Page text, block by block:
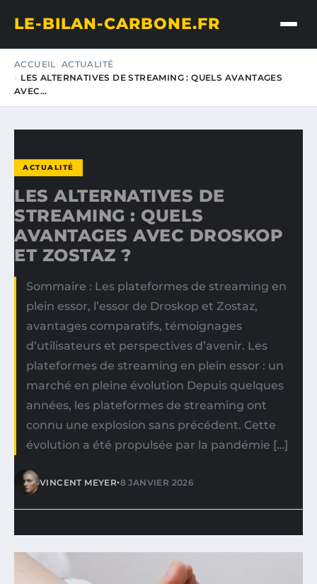
LE-BILAN-CARBONE.FR
ACCUEIL ACTUALITÉ
LES ALTERNATIVES DE STREAMING : QUELS AVANTAGES
AVEC…
ACTUALITÉ
LES ALTERNATIVES DE
STREAMING : QUELS
AVANTAGES AVEC DROSKOP
ET ZOSTAZ ?
Sommaire : Les plateformes de streaming en
plein essor, l’essor de Droskop et Zostaz,
avantages comparatifs, témoignages
d’utilisateurs et perspectives d’avenir. Les
plateformes de streaming en plein essor : un
marché en pleine évolution Depuis quelques
années, les plateformes de streaming ont
connu une explosion sans précédent. Cette
évolution a été propulsée par la pandémie […]
VINCENT MEYER•8 JANVIER 2026